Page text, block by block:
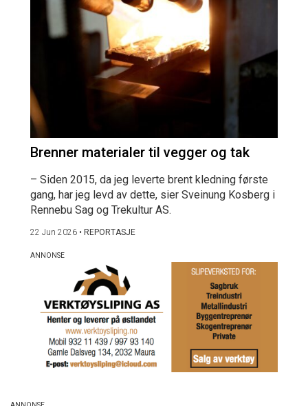
Brenner materialer til vegger og tak
– Siden 2015, da jeg leverte brent kledning første
gang, har jeg levd av dette, sier Sveinung Kosberg i
Rennebu Sag og Trekultur AS.
22 Jun 2026 • REPORTASJE